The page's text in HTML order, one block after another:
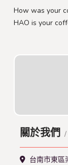
How was your
HAO is your
關於我們 /
台南市東區